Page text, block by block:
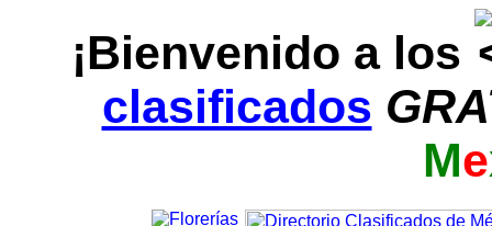
¡Bienvenido a los
clasificados
Me